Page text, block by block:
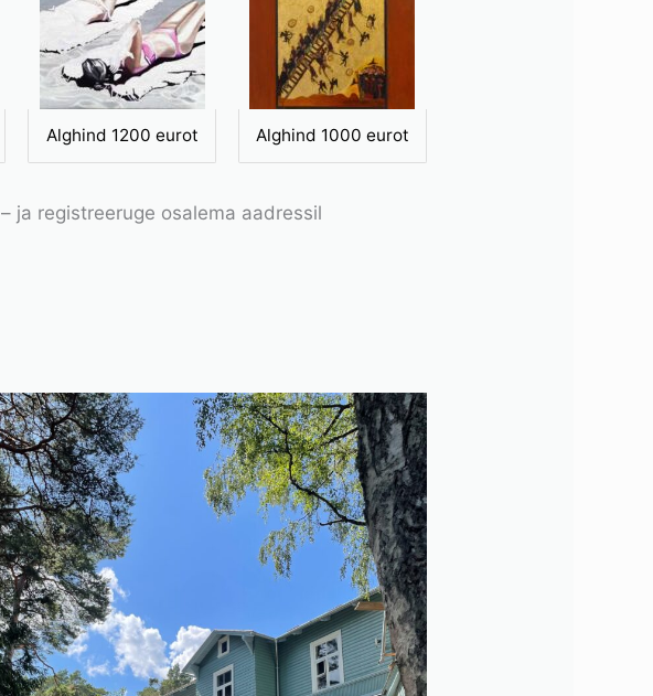
Alghind 1200 eurot Alghind 1000 eurot
– ja registreeruge osalema aadressil